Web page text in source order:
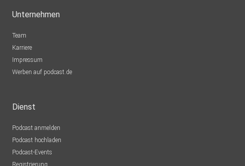
Unternehmen
Team
Karriere
Impressum
Werben auf podcast.de
Dienst
Podcast anmelden
Podcast hochladen
Podcast-Events
Registrierung